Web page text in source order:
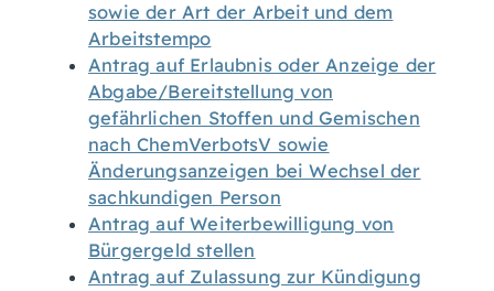
sowie der Art der Arbeit und dem
Arbeitstempo
Antrag auf Erlaubnis oder Anzeige der
Abgabe/Bereitstellung von
gefährlichen Stoffen und Gemischen
nach ChemVerbotsV sowie
Änderungsanzeigen bei Wechsel der
sachkundigen Person
Antrag auf Weiterbewilligung von
Bürgergeld stellen
Antrag auf Zulassung zur Kündigung